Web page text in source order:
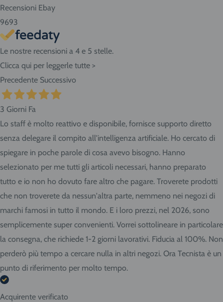
Recensioni Ebay
9693
Le nostre recensioni a 4 e 5 stelle.
Clicca qui per leggerle tutte >
Precedente Successivo
3 Giorni Fa
Lo staff è molto reattivo e disponibile, fornisce supporto diretto
senza delegare il compito all'intelligenza artificiale. Ho cercato di
spiegare in poche parole di cosa avevo bisogno. Hanno
selezionato per me tutti gli articoli necessari, hanno preparato
tutto e io non ho dovuto fare altro che pagare. Troverete prodotti
che non troverete da nessun'altra parte, nemmeno nei negozi di
marchi famosi in tutto il mondo. E i loro prezzi, nel 2026, sono
semplicemente super convenienti. Vorrei sottolineare in particolare
la consegna, che richiede 1-2 giorni lavorativi. Fiducia al 100%. Non
perderò più tempo a cercare nulla in altri negozi. Ora Tecnista è un
punto di riferimento per molto tempo.
Acquirente verificato